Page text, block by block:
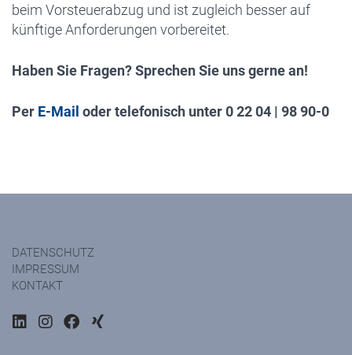
beim Vorsteuerabzug und ist zugleich besser auf
künftige Anforderungen vorbereitet.
Haben Sie Fragen? Sprechen Sie unsgerne an!
Per E-Mail oder telefonisch unter 0 22 04 | 98 90-0
DATENSCHUTZ
IMPRESSUM
KONTAKT